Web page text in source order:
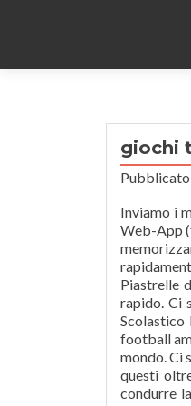
giochi
Inviamo i migliori giochi per bambini, giochi gratuiti e giochi online sui nostri giochi e giochiamo isola piazza. Tipo: Web-App (funziona su PC, dispositivi Apple e dispositivi con Android) Tabelline dal dischetto è una sfida ai rigori per memorizzare le tabelline.Si gioca in due. I giochi aritmetici proposti sono semplici e chiari, così potrai iniziare rapidamente a esercitarti con le tabelline. Un’altra sfida per bambini esperti di tabelline . disegna e ripeti tS mediana 1 Piastrelle di schizzo. Le tabelline sono fondamentali e non sono molti i posti in cui puoi impararle in modo facile e rapido. Ci sono tantissimi giochi in questa categoria. III A Fatale - 1° Circolo di Pozzuoli G. MARCONI Dirigente Scolastico I.C. Allora entra in uno stadio di football americano e prova a fare un sacco di touchdown nei giochi di football americano. In diverse parti del mondo il calcio si chiama football o soccer, ma è